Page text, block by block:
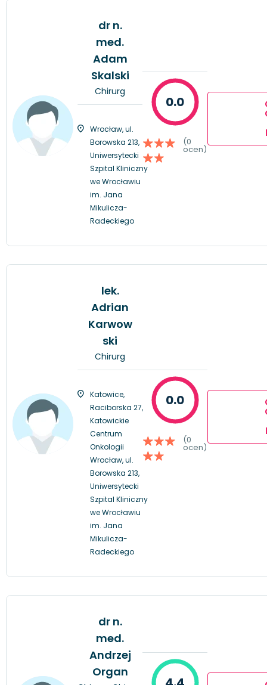
dr n.
med.
Adam
Skalski
Chirurg
Wrocław, ul.
Borowska 213,
Uniwersytecki
Szpital Kliniczny
we Wrocławiu
im. Jana
Mikulicza-
Radeckiego
0.0
(0
ocen)
lek.
Adrian
Karwow
ski
Chirurg
Katowice,
Raciborska 27,
Katowickie
Centrum
Onkologii
Wrocław, ul.
Borowska 213,
Uniwersytecki
Szpital Kliniczny
we Wrocławiu
im. Jana
Mikulicza-
Radeckiego
0.0
(0
ocen)
dr n.
med.
Andrzej
Organ